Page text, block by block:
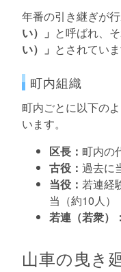
年番の引き継ぎが
い）」 と呼ばれ、
い）」 とされていま
町内組織
町内ごとに以下の
います。
区長： 町内の
古役： 過去に
当役： 若連経
当（約10人）
若連（若衆）：
山車の曳き